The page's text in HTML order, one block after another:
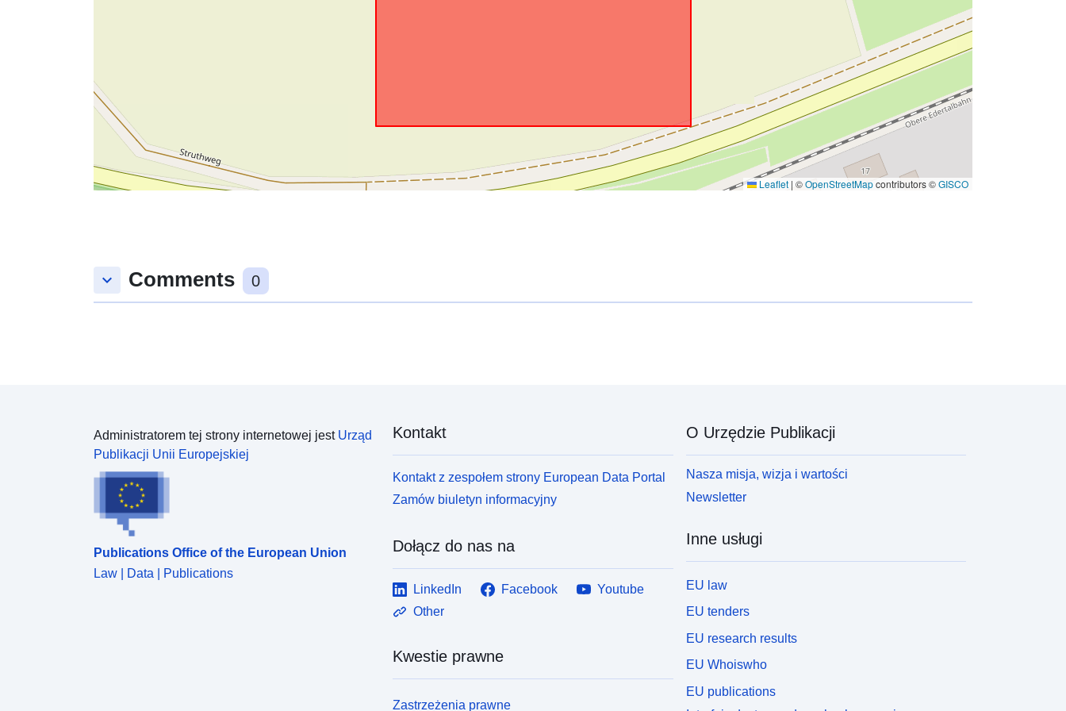
Leaflet | ©OpenStreetMapcontributors ©GISCO
keyboard_arrow_down Comments 0
Administratorem tej strony internetowej jest Urząd
Publikacji Unii Europejskiej
Publications Office of the European Union
Law | Data | Publications
Kontakt
Kontakt z zespołem strony European Data Portal
Zamów biuletyn informacyjny
Dołącz do nas na
LinkedIn Facebook
Youtube
Other
Kwestie prawne
Zastrzeżenia prawne
O Urzędzie Publikacji
Nasza misja, wizja i wartości
Newsletter
Inne usługi
EU law
EU tenders
EU research results
EU Whoiswho
EU publications